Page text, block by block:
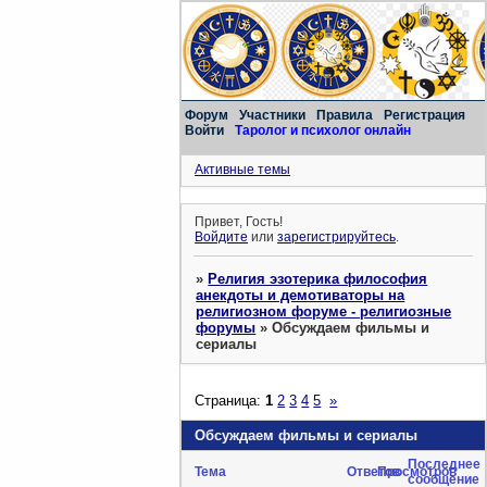
Форум Участники Правила
Регистрация
Войти
Таролог и психолог онлайн
Активные темы
Привет, Гость!
Войдите илизарегистрируйтесь.
»Религия эзотерика философия
анекдоты и демотиваторы на
религиозном форуме - религиозные
форумы »Обсуждаем фильмы и
сериалы
Обсуждаем фильмы и сериалы
Страница:1 2 3 4 5 »
Тема ОтветовПросмотров
Последнее
сообщение